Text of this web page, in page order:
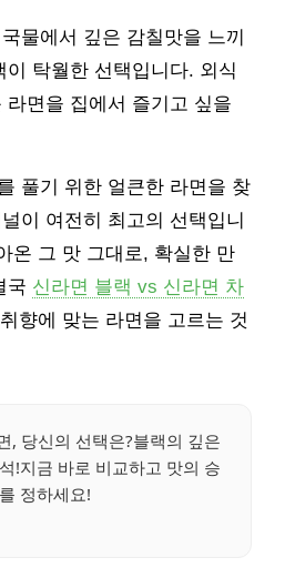
물에서 깊은 감칠맛을 느끼
탁월한 선택입니다. 외식
면을 집에서 즐기고 싶을
풀기 위한 얼큰한 라면을 찾
이 여전히 최고의 선택입니
온 그 맛 그대로, 확실한 만
국 신라면 블랙 vs 신라면 차
향에 맞는 라면을 고르는 것
, 당신의 선택은?블랙의 깊은
!지금 바로 비교하고 맛의 승
정하세요!